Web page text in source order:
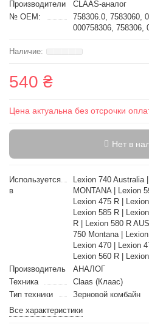
Производители
CLAAS-аналог
№ OEM:
758306.0, 7583060,
000758306, 758306,
540 ₴
Цена актуальна без отсрочки
Нет в
Используется
в
Lexion 740 Australia
MONTANA | Lexion
Lexion 475 R |
Lexion 585 R |
R | Lexion 580 R
750 Montana |
Lexion 470 | Lexion
Lexion 560 R |
Производитель
АНАЛОГ
Техника
Claas (Клаас)
Тип техники
Зерновой комбайн
Все характеристики